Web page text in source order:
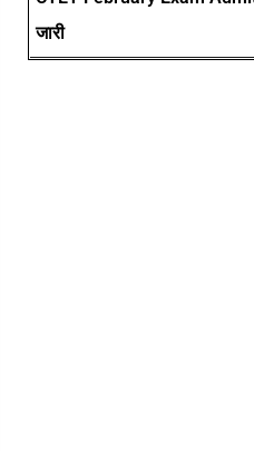
जारी